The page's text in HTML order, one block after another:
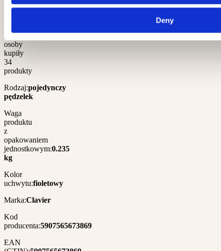
Deny
objęty
34
osoby
kupiły
34
produkty
Rodzaj:pojedynczy
pędzelek
Waga
produktu
z
opakowaniem
jednostkowym:0.235
kg
Kolor
uchwytu:fioletowy
Marka:Clavier
Kod
producenta:5907565673869
EAN